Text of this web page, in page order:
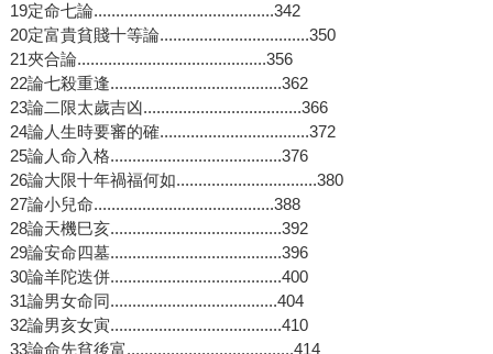
19定命七論.........................................342
20定富貴貧賤十等論..................................350
21夾合論...........................................356
22論七殺重逢.......................................362
23論二限太歲吉凶....................................366
24論人生時要審的確..................................372
25論人命入格.......................................376
26論大限十年禍福何如................................380
27論小兒命.........................................388
28論天機巳亥.......................................392
29論安命四墓.......................................396
30論羊陀迭併.......................................400
31論男女命同......................................404
32論男亥女寅.......................................410
33論命先貧後富......................................414